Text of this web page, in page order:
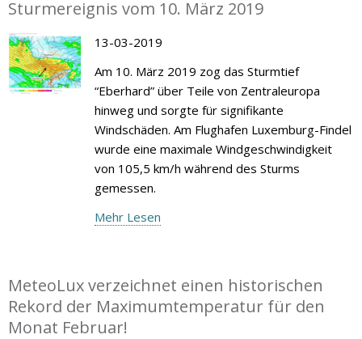
Sturmereignis vom 10. März 2019
13-03-2019
Am 10. März 2019 zog das Sturmtief
“Eberhard” über Teile von Zentraleuropa
hinweg und sorgte für signifikante
Windschäden. Am Flughafen Luxemburg-Findel
wurde eine maximale Windgeschwindigkeit
von 105,5 km/h während des Sturms
gemessen.
Mehr Lesen
MeteoLux verzeichnet einen historischen
Rekord der Maximumtemperatur für den
Monat Februar!